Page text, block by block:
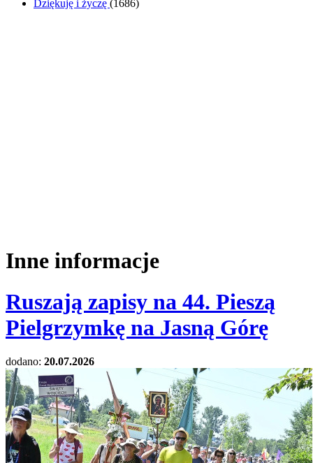
Dziękuję i życzę (1686)
Inne informacje
Ruszają zapisy na 44. Pieszą
Pielgrzymkę na Jasną Górę
dodano: 20.07.2026